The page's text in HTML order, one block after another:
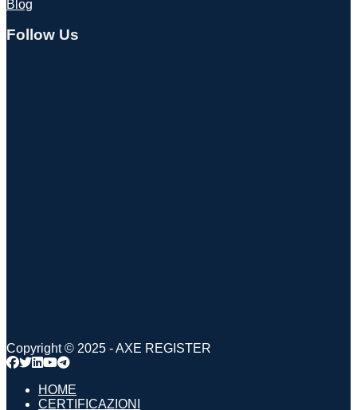
Blog
Follow Us
Copyright © 2025 - AXE REGISTER
HOME
CERTIFICAZIONI